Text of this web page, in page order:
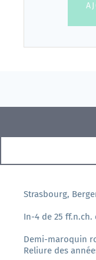
Strasbourg,
In-4 de 25 ff.n.ch.
Demi-maroquin
Reliure des